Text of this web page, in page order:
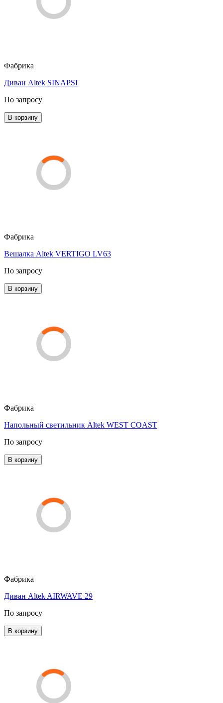
Фабрика
Диван Altek SINAPSI
По запросу
В корзину
Фабрика
Вешалка Altek VERTIGO LV63
По запросу
В корзину
Фабрика
Напольный светильник Altek WEST COAST
По запросу
В корзину
Фабрика
Диван Altek AIRWAVE 29
По запросу
В корзину